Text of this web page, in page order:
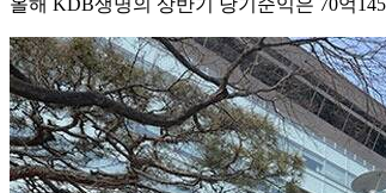
올해 KDB생명의 상반기 당기순익은 70억